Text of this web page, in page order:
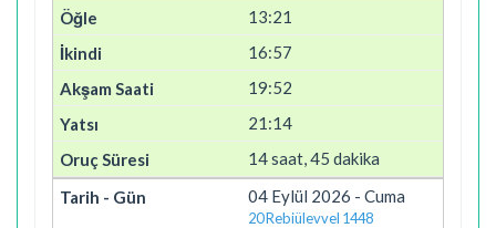
13:21
16:57
19:52
21:14
14 saat, 45 dakika
04 Eylül 2026 - Cuma
20 Rebiülevvel 1448